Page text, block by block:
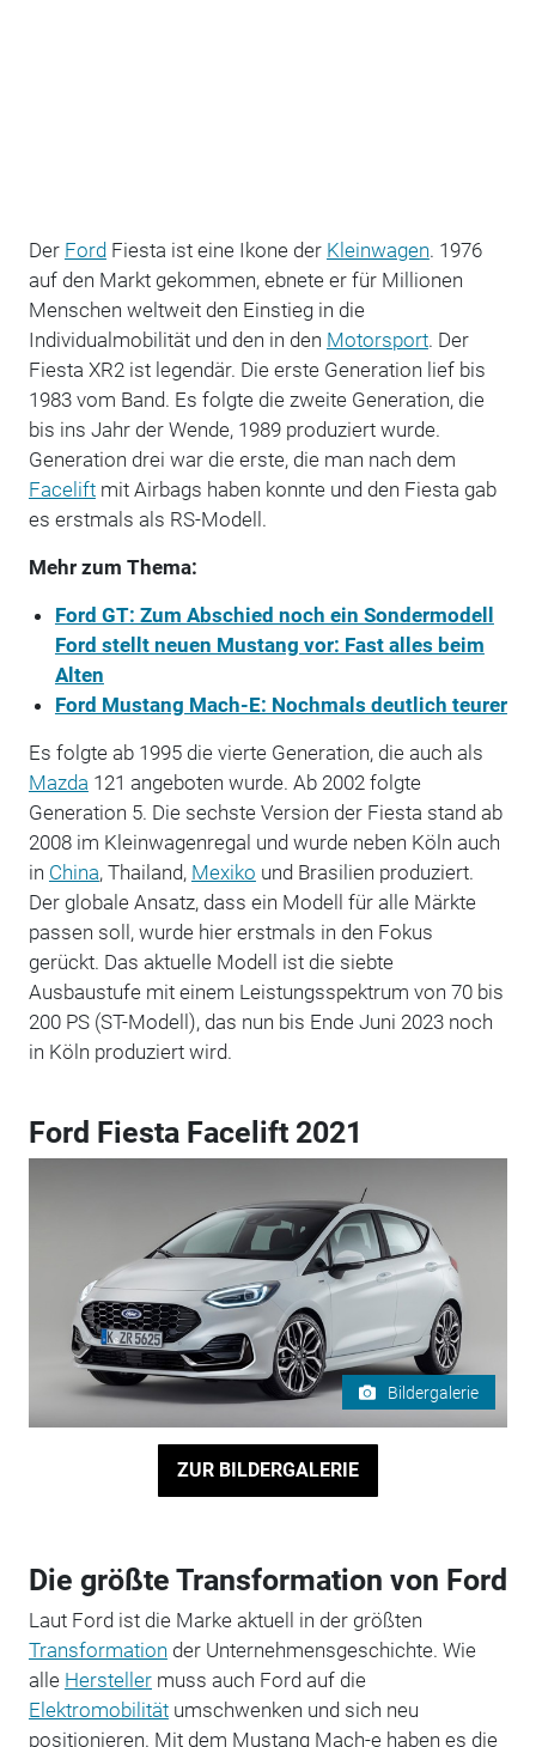
Der FordFiesta ist eine Ikone der Kleinwagen. 1976
auf den Markt gekommen, ebnete er für Millionen
Menschen weltweit den Einstieg in die
Individualmobilität und den in den Motorsport. Der
Fiesta XR2 ist legendär. Die erste Generation lief bis
1983 vom Band. Es folgte die zweite Generation, die
bis ins Jahr der Wende, 1989 produziert wurde.
Generation drei war die erste, die man nach dem
Faceliftmit Airbags haben konnte und den Fiesta gab
es erstmals als RS-Modell.
Mehr zum Thema:
Ford GT: Zum Abschied noch ein Sondermodell
Ford stellt neuen Mustang vor: Fast alles beim
Alten
Ford Mustang Mach-E: Nochmals deutlich teurer
Es folgte ab 1995 die vierte Generation, die auch als
Mazda 121 angeboten wurde. Ab 2002 folgte
Generation 5. Die sechste Version der Fiesta stand ab
2008 im Kleinwagenregal und wurde neben Köln auch
in China, Thailand, Mexiko und Brasilien produziert.
Der globale Ansatz, dass ein Modell für alle Märkte
passen soll, wurde hier erstmals in den Fokus
gerückt. Das aktuelle Modell ist die siebte
Ausbaustufe mit einem Leistungsspektrum von 70 bis
200 PS (ST-Modell), das nun bis Ende Juni 2023 noch
in Köln produziert wird.
Ford Fiesta Facelift 2021
Bildergalerie
ZUR BILDERGALERIE
Die größte Transformation von Ford
Laut Ford ist die Marke aktuell in der größten
Transformation der Unternehmensgeschichte. Wie
alle Herstellermuss auch Ford auf die
Elektromobilitätumschwenken und sich neu
positionieren. Mit dem Mustang Mach-e haben es die